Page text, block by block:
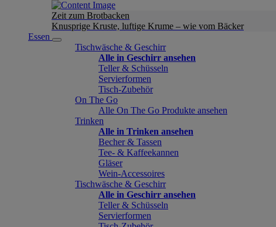
Zeit zum Brotbacken
Knusprige Kruste, luftige Krume – wie vom Bäcker
Essen
Tischwäsche & Geschirr
Alle in Geschirr ansehen
Teller & Schüsseln
Servierformen
Tisch-Zubehör
On The Go
Alle On The Go Produkte ansehen
Trinken
Alle in Trinken ansehen
Becher & Tassen
Tee- & Kaffeekannen
Gläser
Wein-Accessoires
Tischwäsche & Geschirr
Alle in Geschirr ansehen
Teller & Schüsseln
Servierformen